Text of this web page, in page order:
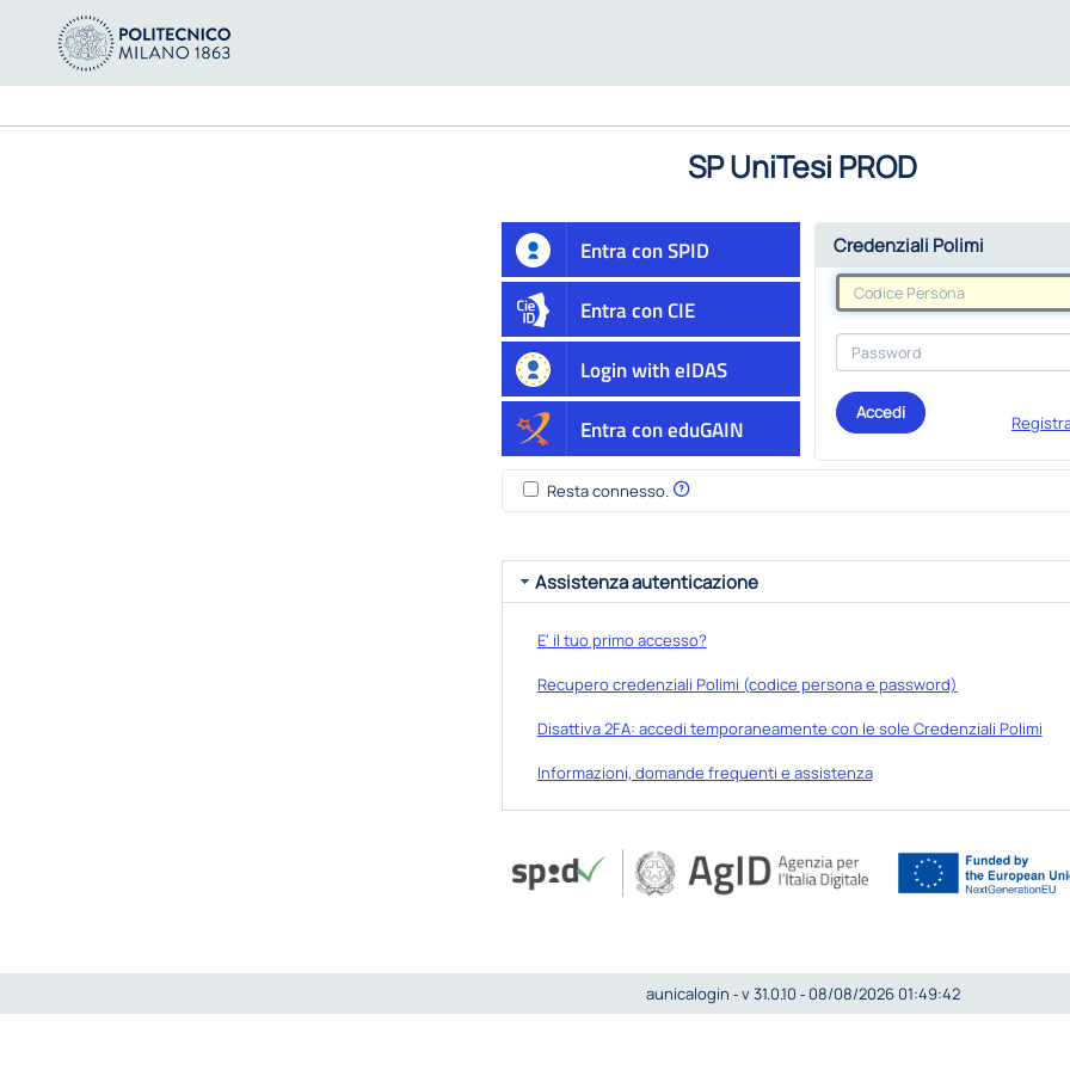
SP UniTesi PROD
Entra con SPID
Entra con CIE
Login with eIDAS
Entra con eduGAIN
Credenziali Polimi
Accedi
Resta connesso.
Assistenza autenticazione
E' il tuo primo accesso?
Recupero credenziali Polimi (codice persona e password)
Disattiva 2FA: accedi temporaneamente con le sole Credenziali Polimi
Informazioni, domande frequenti e assistenza
aunicalogin ‐ v 31.0.10 ‐ 08/08/2026 01:49:42